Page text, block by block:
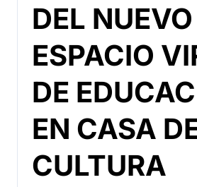
DEL NUEVO
ESPACIO
DE
EN CASA
CULTURA